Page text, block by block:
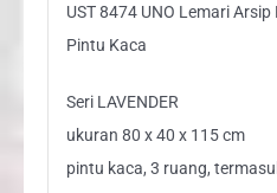
UST 8474 UNO Lemari
Pintu Kaca
Seri LAVENDER
ukuran 80 x 40 x 115 cm
pintu kaca, 3 ruang,